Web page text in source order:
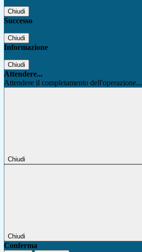
Chiudi
Successo
Chiudi
Informazione
Chiudi
Attendere...
Attendere il completamento dell'operazione...
Chiudi
Chiudi
Conferma